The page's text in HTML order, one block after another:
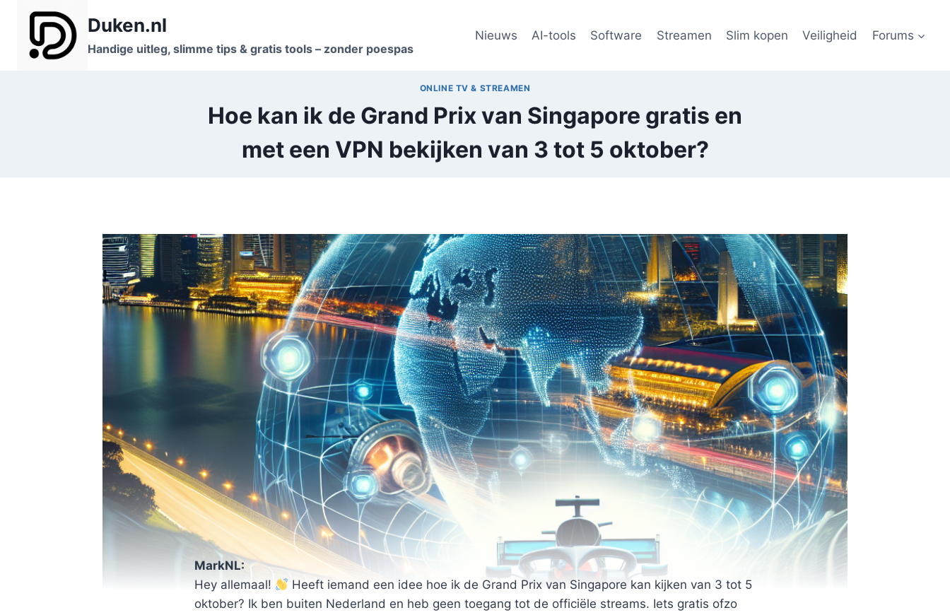
Doorgaan
inhoud
Duken.nl
Handige uitleg, slimme tips & gratis tools – zonder poespas
Nieuws AI-tools Software Streamen Slim kopen Veiligheid Forums
ONLINE TV & STREAMEN
Hoe kan ik de Grand Prix van Singapore gratis en
met een VPN bekijken van 3 tot 5 oktober?
MarkNL:
Hey allemaal!
Heeft iemand een idee hoe ik de Grand Prix van Singapore kan kijken van 3 tot 5
oktober? Ik ben buiten Nederland en heb geen toegang tot de officiële streams. Iets gratis ofzo